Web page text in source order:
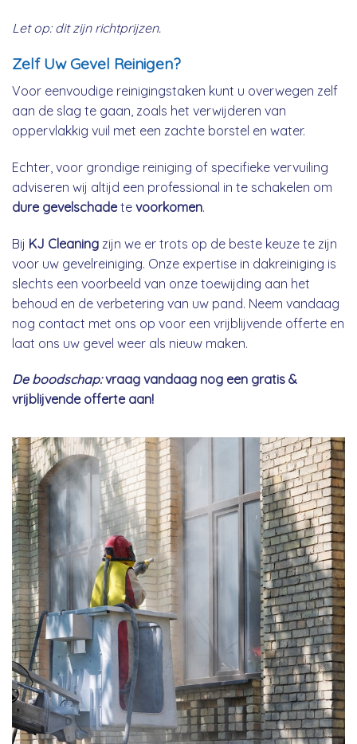
Let op: dit zijn richtprijzen.
Zelf Uw Gevel Reinigen?
Voor eenvoudige reinigingstaken kunt u overwegen zelf
aan de slag te gaan, zoals het verwijderen van
oppervlakkig vuil met een zachte borstel en water.
Echter, voor grondige reiniging of specifieke vervuiling
adviseren wij altijd een professional in te schakelen om
dure gevelschadete voorkomen.
Bij KJ Cleaning zijn we er trots op de beste keuze te zijn
voor uw gevelreiniging. Onze expertise in dakreiniging is
slechts een voorbeeld van onze toewijding aan het
behoud en de verbetering van uw pand. Neem vandaag
nog contact met ons op voor een vrijblijvende offerte en
laat ons uw gevel weer als nieuw maken.
De boodschap:vraag vandaag nog een gratis &
vrijblijvende offerte aan!